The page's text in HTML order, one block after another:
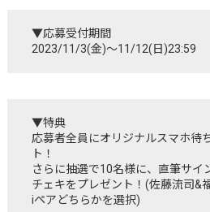
▼応募受付期間
2023/11/3(金)〜11/12(日)23:59
▼特典
応募者全員にオリジナルスマホ待
ト！
さらに抽選で10名様に、直筆サイ
チェキをプレゼント！(佐藤流司&
iペアどちらかを選択)